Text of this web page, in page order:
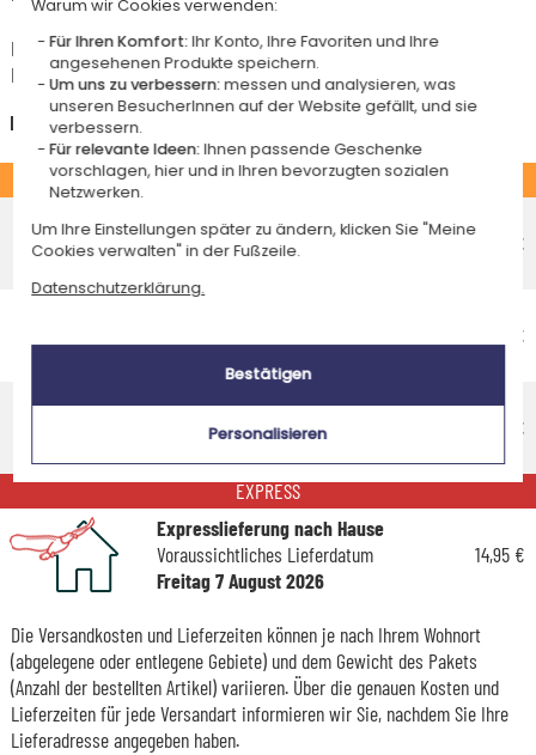
Das Voraussichtliche Lieferdatum ist nur bei einer Zahlung per PayPal,
Kreditkarte oder Sofortüberweisung gültig.
Deutschland
STANDARD
Economy-Versand an einen Paketshop
Voraussichtliches Lieferdatum
4,95 €
Freitag 14 August 2026
4,95 €
Standardlieferung nach Hause
Voraussichtliches Lieferdatum
8,95 €
EXPRESS
Expresslieferung nach Hause
Voraussichtliches Lieferdatum
Freitag 7 August 2026
14,95 €
Die Versandkosten und Lieferzeiten können je nach Ihrem Wohnort
(abgelegene oder entlegene Gebiete) und dem Gewicht des Pakets
(Anzahl der bestellten Artikel) variieren. Über die genauen Kosten und
Lieferzeiten für jede Versandart informieren wir Sie, nachdem Sie Ihre
Lieferadresse angegeben haben.
Warum wir Cookies verwenden:
Für Ihren Komfort:Ihr Konto, Ihre Favoriten und Ihre
angesehenen Produkte speichern.
Um uns zu verbessern:messen und analysieren, was
unseren BesucherInnen auf der Website gefällt, und sie
verbessern.
Für relevante Ideen:Ihnen passende Geschenke
vorschlagen, hier und in Ihren bevorzugten sozialen
Netzwerken.
Um Ihre Einstellungen später zu ändern, klicken Sie "Meine
Cookies verwalten" in der Fußzeile.
Datenschutzerklärung.
Bestätigen
Personalisieren